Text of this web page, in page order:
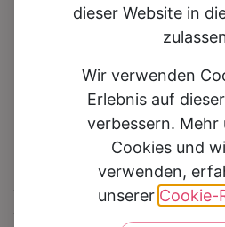
Brautkleid
dieser Website in
Wir verwenden
Erlebnis auf
verbessern. Mehr
Cookies und
verwenden,
unserer Cookie-